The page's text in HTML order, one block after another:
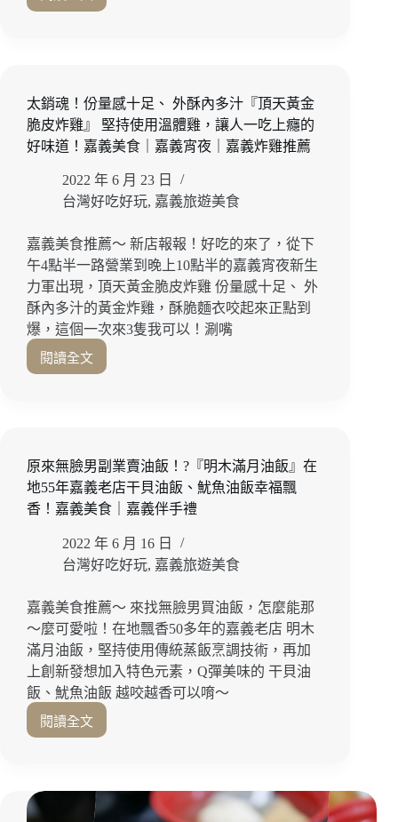
｜
推
薦
｜
嘉
義
壽
星
惠
夜
干
吃
起
嘉
義
燒
｜
嘉
義
居
酒
屋
｜
推
薦
果
香
濃
郁
打
冰
喝
起
來
『打
貓
冰
果
室』
折
5
元、
價
再
枝
仔
冰
直
接
吃
嘉
太銷魂！份量感十足、 外酥內多汁『頂天黃金
脆皮炸雞』 堅持使用溫體雞，讓人一吃上癮的
好味道！嘉義美食｜嘉義宵夜｜嘉義炸雞推薦
2022 年 6 月 23 日
台灣好吃好玩, 嘉義旅遊美食
嘉義美食推薦～ 新店報報！好吃的來了，從下
午4點半一路營業到晚上10點半的嘉義宵夜新生
力軍出現，頂天黃金脆皮炸雞 份量感十足、 外
酥內多汁的黃金炸雞，酥脆麵衣咬起來正點到
爆，這個一次來3隻我可以！涮嘴
閱讀全文
太
感
十
足、
外
內
多
『頂
天
黃
金
脆
皮
炸
雞』
使
原來無臉男副業賣油飯！?『明木滿月油飯』在
地55年嘉義老店干貝油飯、魷魚油飯幸福飄
香！嘉義美食｜嘉義伴手禮
2022 年 6 月 16 日
台灣好吃好玩, 嘉義旅遊美食
嘉義美食推薦～ 來找無臉男買油飯，怎麼能那
～麼可愛啦！在地飄香50多年的嘉義老店 明木
滿月油飯，堅持使用傳統蒸飯烹調技術，再加
上創新發想加入特色元素，Q彈美味的 干貝油
飯、魷魚油飯 越咬越香可以唷～
閱讀全文
原